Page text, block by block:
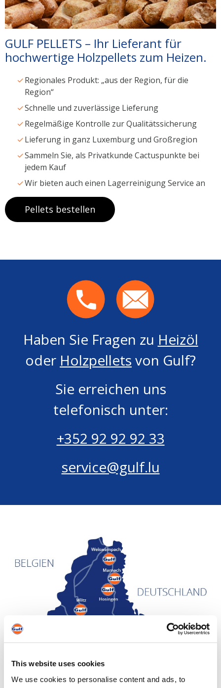
This website uses cookies
We use cookies to personalise content and ads, to
GULF PELLETS – Ihr Lieferant für
hochwertige Holzpellets zum Heizen.
Regionales Produkt: „aus der Region, für die
Region“
Schnelle und zuverlässige Lieferung
Regelmäßige Kontrolle zur Qualitätssicherung
Lieferung in ganz Luxemburg und Großregion
Sammeln Sie, als Privatkunde Cactuspunkte bei
jedem Kauf
Wir bieten auch einen Lagerreinigung Service an
Pellets bestellen
Haben Sie Fragen zu Heizöl
oder Holzpellets von Gulf?
Sie erreichen uns
telefonisch unter:
+352 92 92 92 33
service@gulf.lu